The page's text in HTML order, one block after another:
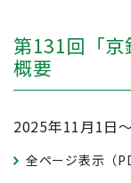
第131回「京
概要
2025年11月1日
全ページ表示（